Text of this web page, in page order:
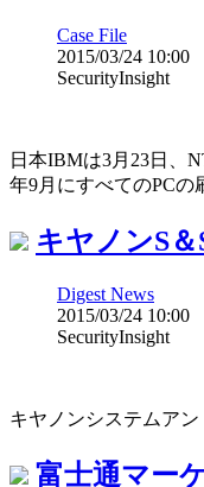
Case File
2015/03/24 10:00
SecurityInsight
日本IBMは3月23日、
年9月にすべてのPCの
キヤノンS
Digest News
2015/03/24 10:00
SecurityInsight
キヤノンシステムア
富士通マー